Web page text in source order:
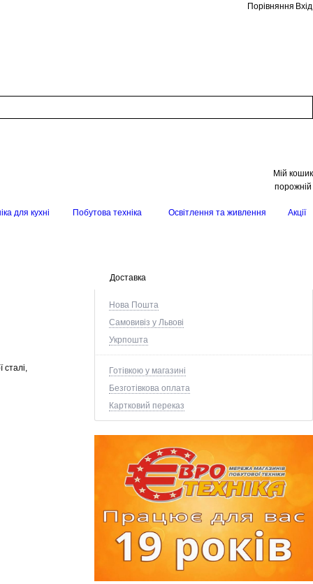
Порівняння Вхід
Мій кошик
порожній
для кухні Побутова техніка Освітлення та живлення Акції
Доставка
Нова Пошта
Самовивіз у Львові
Укрпошта
Готівкою у магазині
Безготівкова оплата
Картковий переказ
сталі,